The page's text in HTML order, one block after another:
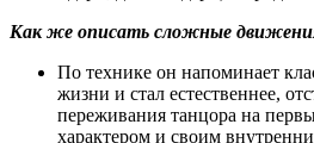
Как же описать сложные
По технике он напоминает
жизни и стал естественнее,
переживания танцора на
характером и своим